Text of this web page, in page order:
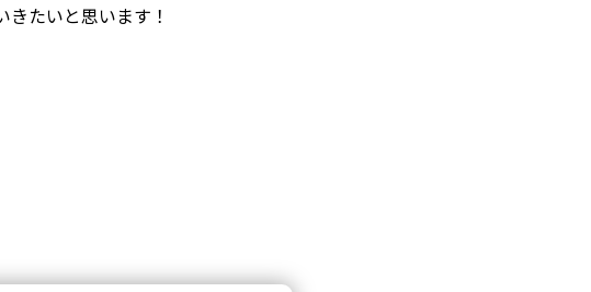
たいと思います！